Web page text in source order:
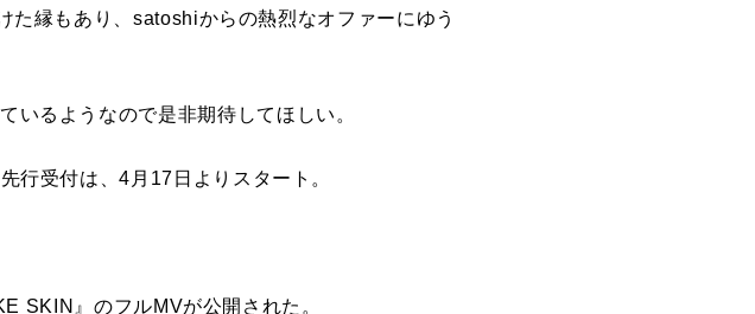
縁もあり、satoshiからの熱烈なオファーにゆう
いるようなので是非期待してほしい。
行受付は、4月17日よりスタート。
SKIN』のフルMVが公開された。